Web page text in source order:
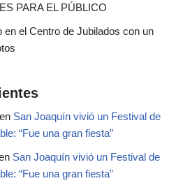
PARA EL PÚBLICO
en el Centro de Jubilados con un
en San Joaquín vivió un Festival de
“Fue una gran fiesta”
San Joaquín vivió un Festival de
“Fue una gran fiesta”